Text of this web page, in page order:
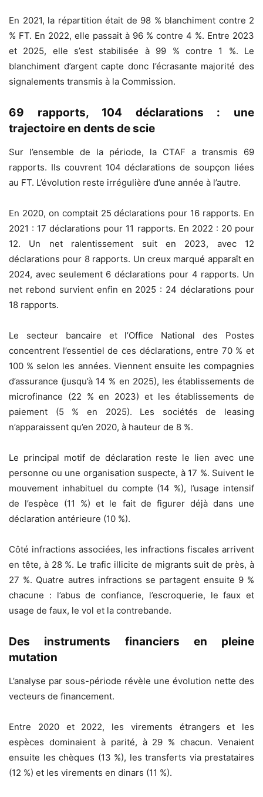
En 2021, la répartition était de 98 % blanchiment contre 2
% FT. En 2022, elle passait à 96 % contre 4 %. Entre 2023
et 2025, elle s’est stabilisée à 99 % contre 1 %. Le
blanchiment d’argent capte donc l’écrasante majorité des
signalements transmis à la Commission.
69 rapports, 104 déclarations : une
trajectoire en dents de scie
Sur l’ensemble de la période, la CTAF a transmis 69
rapports. Ils couvrent 104 déclarations de soupçon liées
au FT. L’évolution reste irrégulière d’une année à l’autre.
En 2020, on comptait 25 déclarations pour 16 rapports. En
2021 : 17 déclarations pour 11 rapports. En 2022 : 20 pour
12. Un net ralentissement suit en 2023, avec 12
déclarations pour 8 rapports. Un creux marqué apparaît en
2024, avec seulement 6 déclarations pour 4 rapports. Un
net rebond survient enfin en 2025 : 24 déclarations pour
18 rapports.
Le secteur bancaire et l’Office National des Postes
concentrent l’essentiel de ces déclarations, entre 70 % et
100 % selon les années. Viennent ensuite les compagnies
d’assurance (jusqu’à 14 % en 2025), les établissements de
microfinance (22 % en 2023) et les établissements de
paiement (5 % en 2025). Les sociétés de leasing
n’apparaissent qu’en 2020, à hauteur de 8 %.
Le principal motif de déclaration reste le lien avec une
personne ou une organisation suspecte, à 17 %. Suivent le
mouvement inhabituel du compte (14 %), l’usage intensif
de l’espèce (11 %) et le fait de figurer déjà dans une
déclaration antérieure (10 %).
Côté infractions associées, les infractions fiscales arrivent
en tête, à 28 %. Le trafic illicite de migrants suit de près, à
27 %. Quatre autres infractions se partagent ensuite 9 %
chacune : l’abus de confiance, l’escroquerie, le faux et
usage de faux, le vol et la contrebande.
Des instruments financiers en pleine
mutation
L’analyse par sous-période révèle une évolution nette des
vecteurs de financement.
Entre 2020 et 2022, les virements étrangers et les
espèces dominaient à parité, à 29 % chacun. Venaient
ensuite les chèques (13 %), les transferts via prestataires
(12 %) et les virements en dinars (11 %).